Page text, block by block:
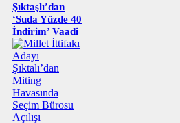
Şıktaşlı’dan
‘Suda Yüzde 40
İndirim’ Vaadi